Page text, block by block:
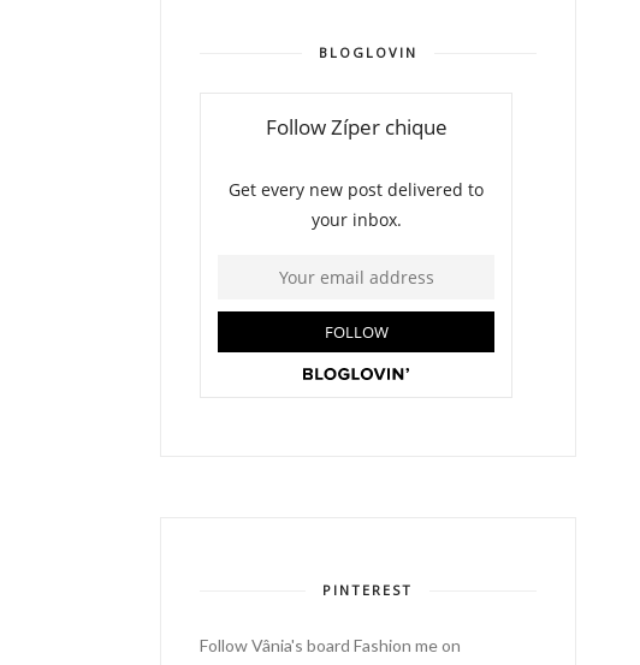
BLOGLOVIN
PINTEREST
Follow Vânia's board Fashion me on